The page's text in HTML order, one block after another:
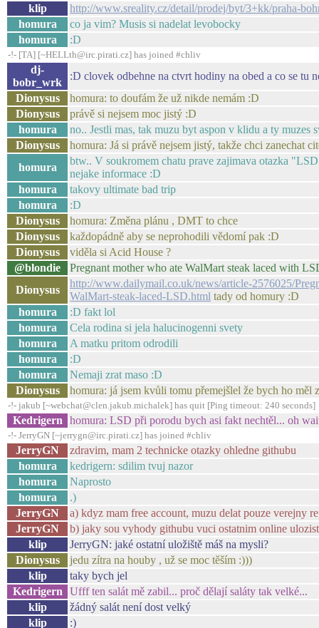
klip
http://www.sreality.cz/detail/prodej/byt/3+kk/praha-
homura
co ja vim? Musis si nadelat levobocky
homura
:D
-!- [TA] [~HELLth@irc.pirati.cz] has joined #chliv
dj-
bobr_wrk
:D clovek odbehne na ctvrt hodiny na obed a co se tu
Dionysus
homura: to doufám že už nikde nemám :D
Dionysus
právě si nejsem moc jistý :D
homura
no.. Jestli mas, tak muzu byt aspon v klidu a ty muzes
Dionysus
homura: Já si právě nejsem jistý, takže chci zanechat
homura
btw.. V soukromem chatu prave zajimava otazka
nejake informace :D
homura
takovy ultimate bad trip
homura
:D
Dionysus
homura: Změna plánu , DMT to chce
Dionysus
každopádně aby se neprohodili vědomí pak :D
Dionysus
viděla si Acid House ?
@blondie
Pregnant mother who ate WalMart steak laced with
Dionysus
http://www.dailymail.co.uk/news/article-2576025/
WalMart-steak-laced-LSD.html tady od homury :D
homura
:D fakt lol
homura
Cela rodina si jela halucinogenni svety
homura
A matku pritom odrodili
homura
:D
homura
Nemaji zrat maso :D
Dionysus
homura: já jsem kvůli tomu přemejšlel že bych ho měl
-!- jakub [~webchat@clen.jakub.michalek] has quit [Ping timeout: 240 seconds]
Kedrigern homura: LSD při porodu bych asi fakt nechtěl... oh
-!- JerryGN [~jerrygn@irc.pirati.cz] has joined #chliv
JerryGN
zdravim, mam 2 technicke otazky ohledne githubu
homura
kedrigern: sdilim tvuj nazor
homura
Naprosto
homura
.)
JerryGN
a) kdyz mam free account, muzu delat pouze verejny
JerryGN
b) jaky sou vyhody githubu vuci ostatnim online
klip
JerryGN: jaké ostatní uložiště máš na mysli?
Dionysus
jedu zítra na houby , už se moc těším :)))
klip
taky bych jel
Kedrigern
Ufff ten salát mě zabil... proč dělají saláty tak velké...
klip
žádný salát není dost velký
klip
:)